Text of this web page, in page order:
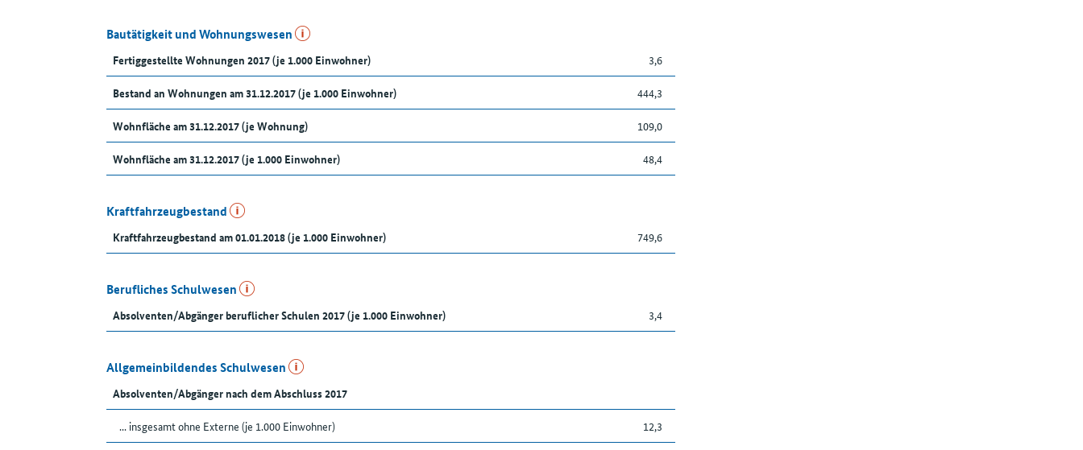
Bautätigkeit und Wohnungswesen
Fertiggestellte Wohnungen 2017 (je 1.000 Einwohner) 3,6
Bestand an Wohnungen am 31.12.2017 (je 1.000 Einwohner) 444,3
Wohnfläche am 31.12.2017 (je Wohnung) 109,0
Wohnfläche am 31.12.2017 (je 1.000 Einwohner) 48,4
Kraftfahrzeugbestand
Kraftfahrzeugbestand am 01.01.2018 (je 1.000 Einwohner) 749,6
Berufliches Schulwesen
Absolventen/Abgänger beruflicher Schulen 2017 (je 1.000 Einwohner) 3,4
Allgemeinbildendes Schulwesen
Absolventen/Abgänger nach dem Abschluss 2017
... insgesamt ohne Externe (je 1.000 Einwohner) 12,3